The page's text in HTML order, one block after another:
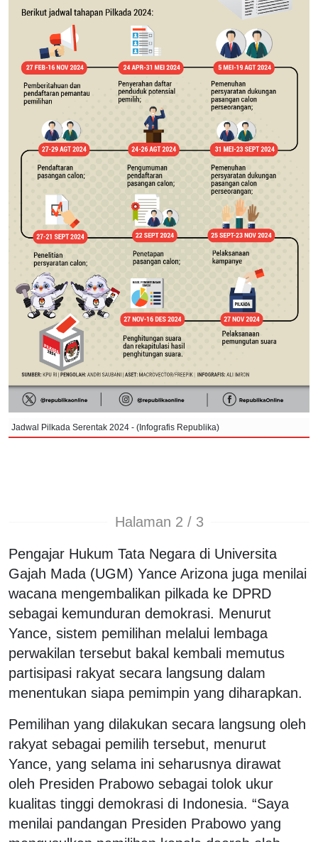
Jadwal Pilkada Serentak 2024 - (Infografis Republika)
Halaman 2 / 3
Pengajar Hukum Tata Negara di Universita
Gajah Mada (UGM) Yance Arizona juga menilai
wacana mengembalikan pilkada ke DPRD
sebagai kemunduran demokrasi. Menurut
Yance, sistem pemilihan melalui lembaga
perwakilan tersebut bakal kembali memutus
partisipasi rakyat secara langsung dalam
menentukan siapa pemimpin yang diharapkan.
Pemilihan yang dilakukan secara langsung oleh
rakyat sebagai pemilih tersebut, menurut
Yance, yang selama ini seharusnya dirawat
oleh Presiden Prabowo sebagai tolok ukur
kualitas tinggi demokrasi di Indonesia. “Saya
menilai pandangan Presiden Prabowo yang